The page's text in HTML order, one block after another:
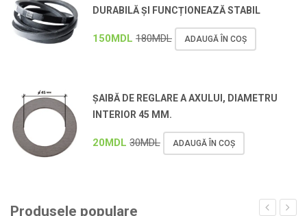
DURABILĂ ȘI FUNCȚIONEAZĂ STABIL
150 MDL 180MDL ADAUGĂ ÎN COȘ
ȘAIBĂ DE REGLARE A AXULUI, DIAMETRU
INTERIOR 45 MM.
20 MDL 30MDL ADAUGĂ ÎN COȘ
Produsele populare